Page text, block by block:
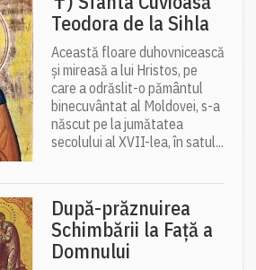
Teodora de la Sihla
Această floare duhovnicească
și mireasă a lui Hristos, pe
care a odrăslit-o pământul
binecuvântat al Moldovei, s-a
născut pe la jumătatea
secolului al XVII-lea, în satul...
După-prăznuirea
Schimbării la Față a
Domnului